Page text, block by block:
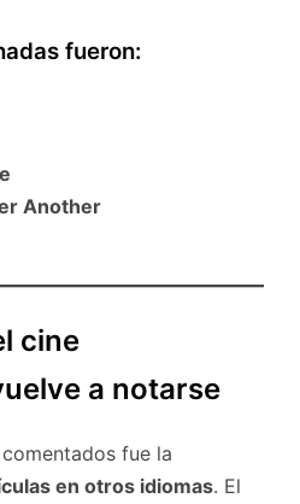
fueron:
Another
cine
a notarse
fue la
en otros idiomas. El